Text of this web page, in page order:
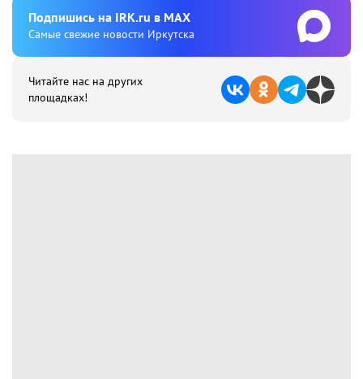
Подпишиcь на IRK.ru в MAX
Cамые свежие новости Иркутска
Читайте нас на других
площадках!